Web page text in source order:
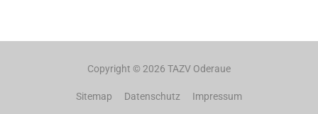
Copyright © 2026 TAZV Oderaue
Sitemap Datenschutz Impressum